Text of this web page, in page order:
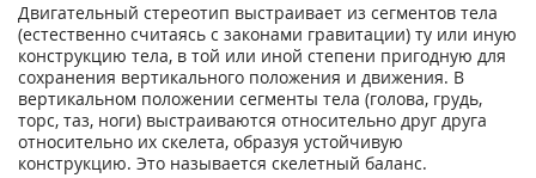
Двигательный стереотип выстраивает из сегментов тела
(естественно считаясь с законами гравитации) ту или иную
конструкцию тела, в той или иной степени пригодную для
сохранения вертикального положения и движения. В
вертикальном положении сегменты тела (голова, грудь,
торс, таз, ноги) выстраиваются относительно друг друга
относительно их скелета, образуя устойчивую
конструкцию. Это называется скелетный баланс.